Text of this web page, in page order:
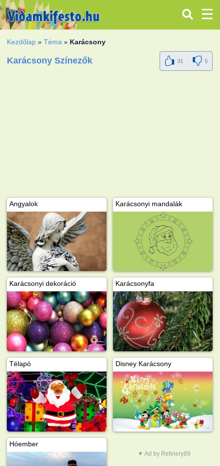
Kezdőlap »Téma » Karácsony
Karácsony Színezők 31 5
Angyalok Karácsonyi mandalák
Karácsonyi dekoráció Karácsonyfa
Télapó Disney Karácsony
Hóember
▼ Ad by Refinery89